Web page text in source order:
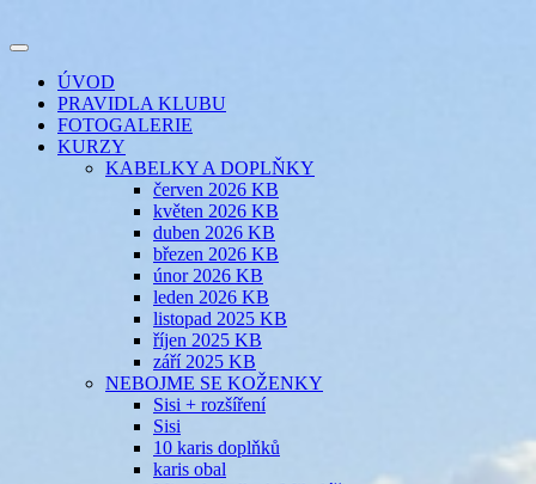
k
webuEVIKLUB
šicí klub
Toggle
navigation
ÚVOD
PRAVIDLA KLUBU
FOTOGALERIE
KURZY
KABELKY A DOPLŇKY
červen 2026 KB
květen 2026 KB
duben 2026 KB
březen 2026 KB
únor 2026 KB
leden 2026 KB
listopad 2025 KB
říjen 2025 KB
září 2025 KB
NEBOJME SE KOŽENKY
Sisi + rozšíření
Sisi
10 karis doplňků
karis obal